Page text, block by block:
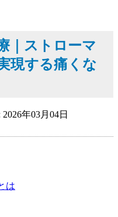
｜ストローマ
現する痛くな
2026年03月04日
は